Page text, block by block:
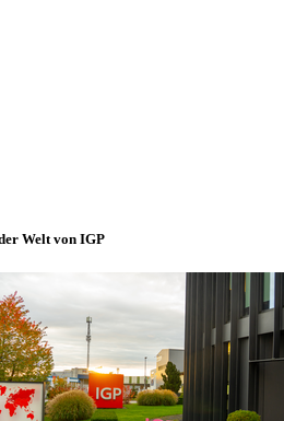
Welt von IGP